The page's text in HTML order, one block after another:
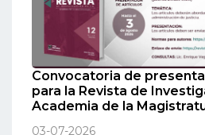
Convocatoria de
para la Revista de
Academia de la
03-07-2026